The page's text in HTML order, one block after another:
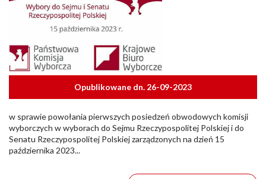
Opublikowane dn. 26-09-2023
w sprawie powołania pierwszych posiedzeń obwodowych komisji
wyborczych w wyborach do Sejmu Rzeczypospolitej Polskiej i do
Senatu Rzeczypospolitej Polskiej zarządzonych na dzień 15
października 2023...